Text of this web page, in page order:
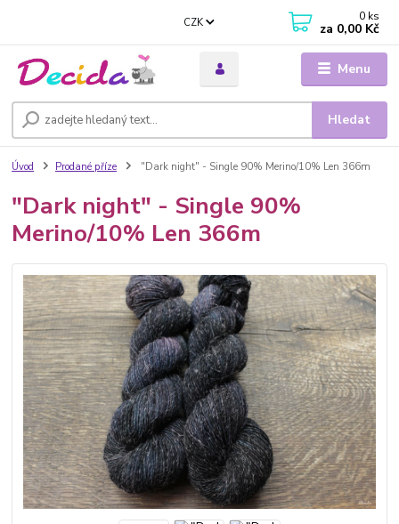
Menu
CZK
Hledat
0 ks
za 0,00 Kč
Úvod Prodané příze "Dark night" - Single 90% Merino/10% Len 366m
"Dark night" - Single 90%
Merino/10% Len 366m